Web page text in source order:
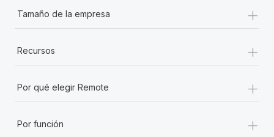
Tamaño de la empresa +
Recursos +
Por qué elegir Remote +
Por función +